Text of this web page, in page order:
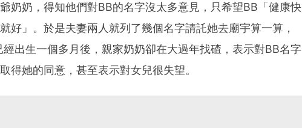
奶奶，得知他們對BB的名字沒太多意見，只希望BB「健康快
好」。於是夫妻兩人就列了幾個名字請託她去廟宇算一算，
出生一個多月後，親家奶奶卻在大過年找碴，表示對BB名字
得她的同意，甚至表示對女兒很失望。